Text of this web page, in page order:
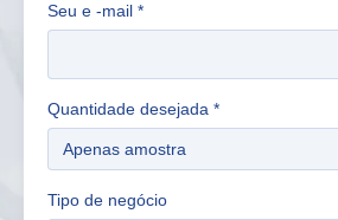
Seu e -mail *
Quantidade desejada *
Tipo de negócio